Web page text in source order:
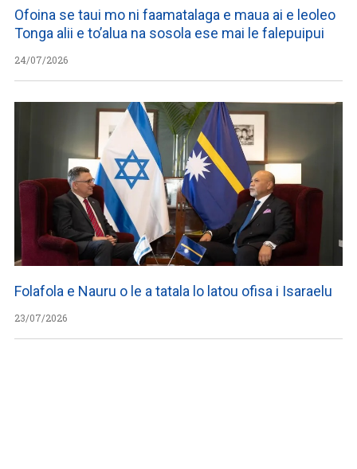
Ofoina se taui mo ni faamatalaga e maua ai e leoleo
Tonga alii e to’alua na sosola ese mai le falepuipui
24/07/2026
Folafola e Nauru o le a tatala lo latou ofisa i Isaraelu
23/07/2026